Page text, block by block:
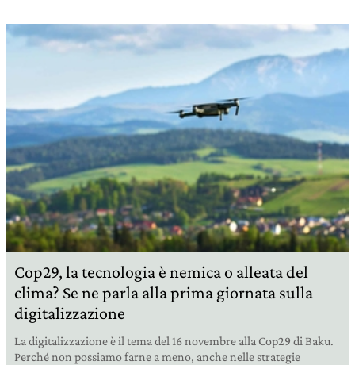
Cop29, la tecnologia è nemica o alleata del
clima? Se ne parla alla prima giornata sulla
digitalizzazione
La digitalizzazione è il tema del 16 novembre alla Cop29 di Baku.
Perché non possiamo farne a meno, anche nelle strategie